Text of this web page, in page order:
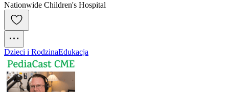
Nationwide Children's Hospital
Dzieci i RodzinaEdukacja